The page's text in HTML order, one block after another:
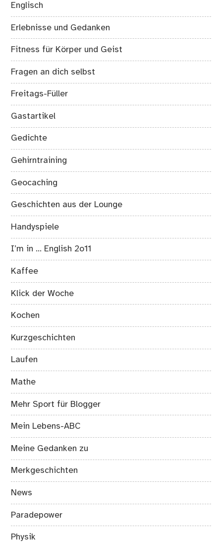
Englisch
Erlebnisse und Gedanken
Fitness für Körper und Geist
Fragen an dich selbst
Freitags-Füller
Gastartikel
Gedichte
Gehirntraining
Geocaching
Geschichten aus der Lounge
Handyspiele
I’m in … English 2o11
Kaffee
Klick der Woche
Kochen
Kurzgeschichten
Laufen
Mathe
Mehr Sport für Blogger
Mein Lebens-ABC
Meine Gedanken zu
Merkgeschichten
News
Paradepower
Physik